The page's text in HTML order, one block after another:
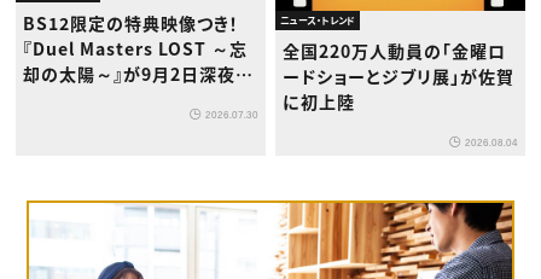
BS12限定の特典映像つき！
『Duel Masters LOST ～忘
却の太陽～』が9月2日深夜か
2026.07.30
ニュース・トレンド
全国220万人動員の「金曜ロ
ードショーとジブリ展」が佐賀
に初上陸
2026.08.04